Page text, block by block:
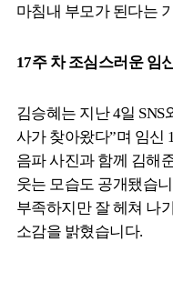
마침내 부모가 된다는
17주 차 조심스러운 임
김승혜는 지난 4일
사가 찾아왔다”며 임신
음파 사진과 함께 김해
웃는 모습도 공개됐습
부족하지만 잘 헤쳐 나
소감을 밝혔습니다.